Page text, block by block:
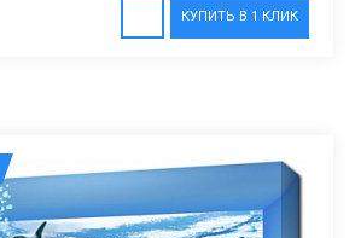
КУПИТЬ В 1 КЛИК